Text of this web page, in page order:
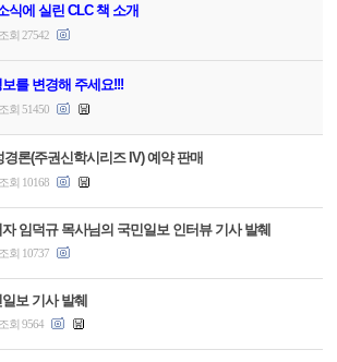
식에 실린 CLC 책 소개
조회 27542
를 변경해 주세요!!!
조회 51450
경론(주권신학시리즈 IV) 예약 판매
조회 10168
임덕규 목사님의 국민일보 인터뷰 기사 발췌
조회 10737
보 기사 발췌
조회 9564